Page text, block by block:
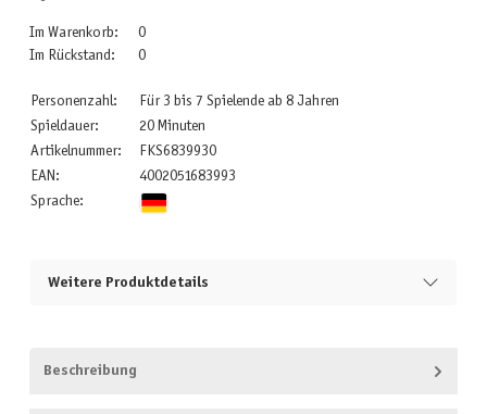
Im Warenkorb:
0
Im Rückstand:
0
Personenzahl:
Für 3 bis 7 Spielende ab 8 Jahren
Spieldauer:
20 Minuten
Artikelnummer:
FKS6839930
EAN:
4002051683993
Sprache:
Weitere Produktdetails
Beschreibung